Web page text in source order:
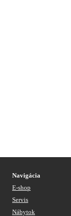
Navigácia
E-shop
Servis
Nábytok